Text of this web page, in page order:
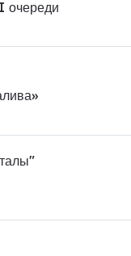
очереди